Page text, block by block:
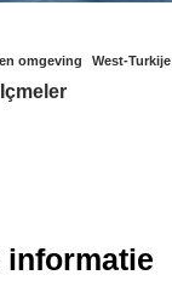
omgeving West-Turkije